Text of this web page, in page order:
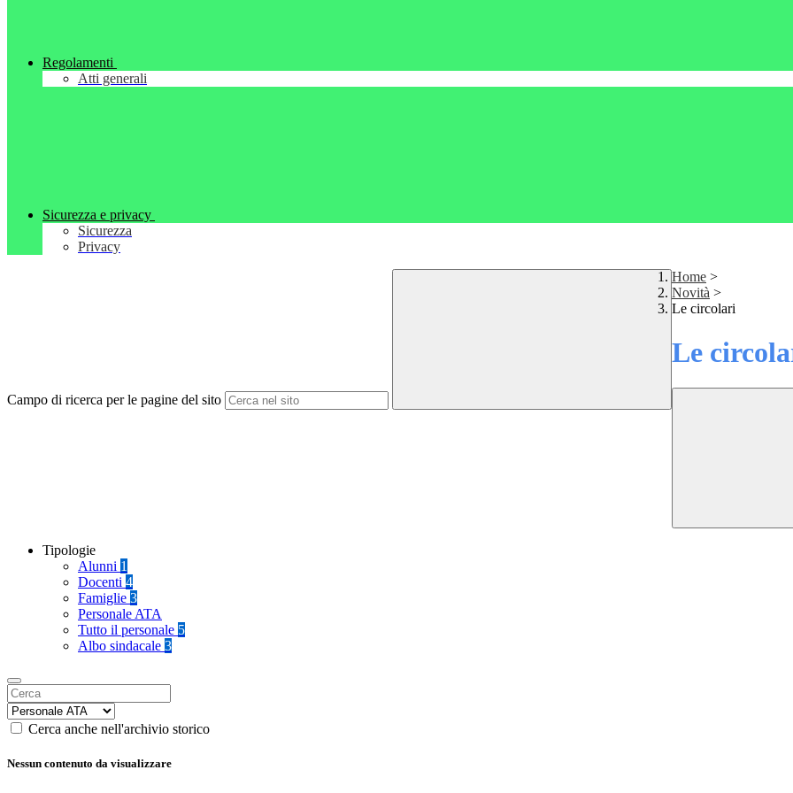
Regolamenti
Atti generali
Sicurezza e privacy
Sicurezza
Privacy
Campo di ricerca per le pagine del sito
Home >
Novità >
Le circolari
Le
Tipologie
Alunni 1
Docenti 4
Famiglie 3
Personale ATA
Tutto il personale 5
Albo sindacale 3
Cerca anche nell'archivio storico
Nessun contenuto da visualizzare